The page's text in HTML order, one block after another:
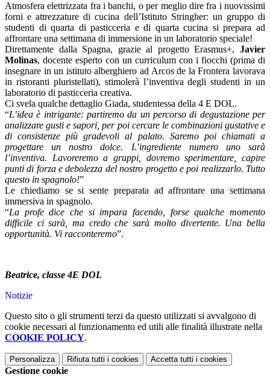
Atmosfera elettrizzata fra i banchi, o per meglio dire fra i nuovissimi
forni e attrezzature di cucina dell’Istituto Stringher: un gruppo di
studenti di quarta di pasticceria e di quarta cucina si prepara ad
affrontare una settimana di immersione in un laboratorio speciale!
Direttamente dalla Spagna, grazie al progetto Erasmus+, Javier
Molinas, docente esperto con un curriculum con i fiocchi (prima di
insegnare in un istituto alberghiero ad Arcos de la Frontera lavorava
in ristoranti pluristellati), stimolerà l’inventiva degli studenti in un
laboratorio di pasticceria creativa.
Ci svela qualche dettaglio Giada, studentessa della 4 E DOL.
“L’idea è intrigante: partiremo da un percorso di degustazione per
analizzare gusti e sapori, per poi cercare le combinazioni gustative e
di consistenze più gradevoli al palato. Saremo poi chiamati a
progettare un nostro dolce. L’ingrediente numero uno sarà
l’inventiva. Lavoreremo a gruppi, dovremo sperimentare, capire
punti di forza e debolezza del nostro progetto e poi realizzarlo. Tutto
questo in spagnolo!”
Le chiediamo se si sente preparata ad affrontare una settimana
immersiva in spagnolo.
“La profe dice che si impara facendo, forse qualche momento
difficile ci sarà, ma credo che sarà molto divertente. Una bella
opportunità. Vi racconteremo”.
Beatrice, classe 4E DOL
Notizie
Questo sito o gli strumenti terzi da questo utilizzati si avvalgono di
cookie necessari al funzionamento ed utili alle finalità illustrate nella
COOKIE POLICY.
Personalizza Rifiuta tutti i cookies Accetta tutti i cookies
Gestione cookie